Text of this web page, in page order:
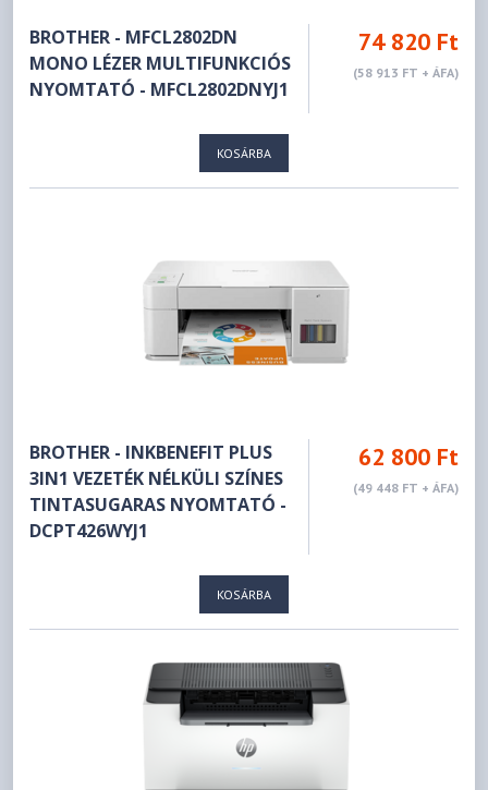
BROTHER - MFCL2802DN
MONO LÉZER MULTIFUNKCIÓS
NYOMTATÓ - MFCL2802DNYJ1
74 820 Ft
(58 913 FT + ÁFA)
KOSÁRBA
BROTHER - INKBENEFIT PLUS
3IN1 VEZETÉK NÉLKÜLI SZÍNES
TINTASUGARAS NYOMTATÓ -
DCPT426WYJ1
62 800 Ft
(49 448 FT + ÁFA)
KOSÁRBA